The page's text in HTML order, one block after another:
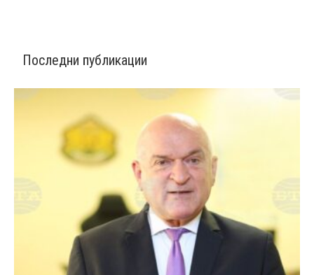
Последни публикации